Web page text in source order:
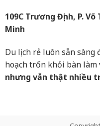
109C Trương Định, P. Võ
Minh
Du lịch rẻ luôn sẵn sàng
hoạch trốn khỏi bàn làm
nhưng vẫn thật nhiều